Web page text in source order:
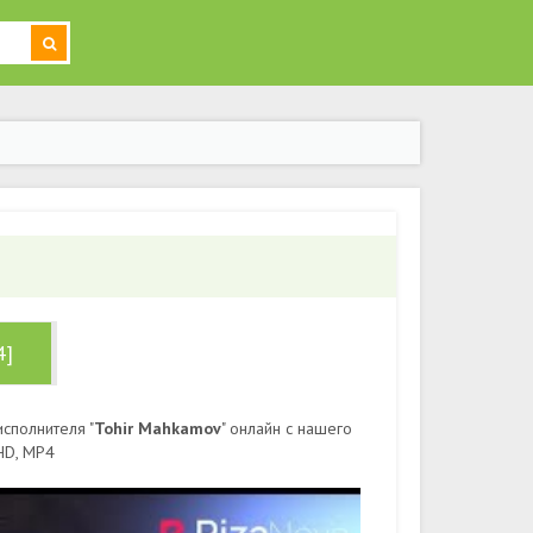
"Tohir Mahkamov" онлайн с нашего
MP4